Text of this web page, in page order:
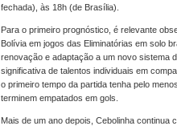
fechada), às 18h (de Brasília).
Para o primeiro prognóstico, é relevante
Bolívia em jogos das Eliminatórias em solo
renovação e adaptação a um novo sistema
significativa de talentos individuais em
o primeiro tempo da partida tenha pelo
terminem empatados em gols.
Mais de um ano depois, Cebolinha continua